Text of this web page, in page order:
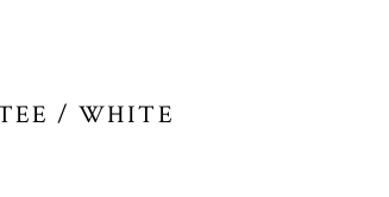
/ WHITE